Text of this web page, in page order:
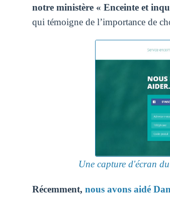
notre ministère « Enceinte et
qui témoigne de l’importance de
Une capture d'écran
Récemment, nous avons aidé